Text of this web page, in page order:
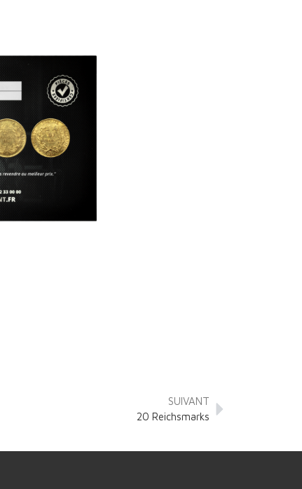
SUIVANT
20 Reichsmarks